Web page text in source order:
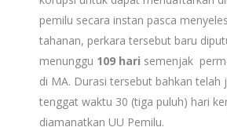
pemilu secara instan pasca
tahanan, perkara tersebut baru
menunggu 109 hari semenjak
di MA. Durasi tersebut bahkan telah
tenggat waktu 30 (tiga puluh) hari
diamanatkan UU Pemilu.